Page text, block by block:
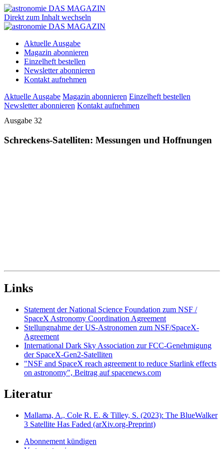
Direkt zum Inhalt wechseln
Aktuelle Ausgabe
Magazin abonnieren
Einzelheft bestellen
Newsletter abonnieren
Kontakt aufnehmen
Aktuelle Ausgabe Magazin abonnieren Einzelheft bestellen
Newsletter abonnieren Kontakt aufnehmen
Ausgabe 32
Schreckens-Satelliten: Messungen und Hoffnungen
Links
Statement der National Science Foundation zum NSF /
SpaceX Astronomy Coordination Agreement
Stellungnahme der US-Astronomen zum NSF/SpaceX-
Agreement
International Dark Sky Association zur FCC-Genehmigung
der SpaceX-Gen2-Satelliten
"NSF and SpaceX reach agreement to reduce Starlink effects
on astronomy", Beitrag auf spacenews.com
Literatur
Mallama, A., Cole R. E. & Tilley, S. (2023): The BlueWalker
3 Satellite Has Faded (arXiv.org-Preprint)
Abonnement kündigen